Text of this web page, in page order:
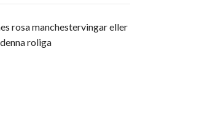
rosa manchestervingar eller
roliga